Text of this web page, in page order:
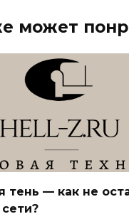
может
тень — как не